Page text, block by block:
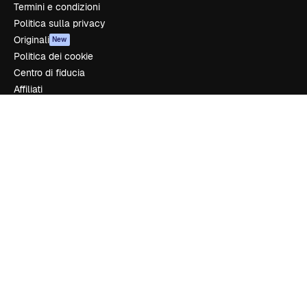
Termini e condizioni
Politica sulla privacy
Originali New
Politica dei cookie
Centro di fiducia
Affiliati